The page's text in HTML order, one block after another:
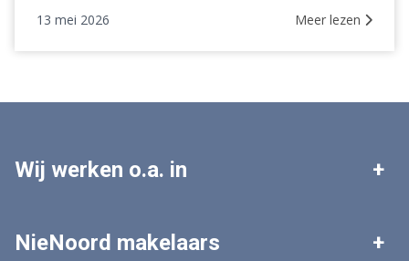
13 mei 2026 Meer lezen
Wij werken o.a. in
NieNoord makelaars